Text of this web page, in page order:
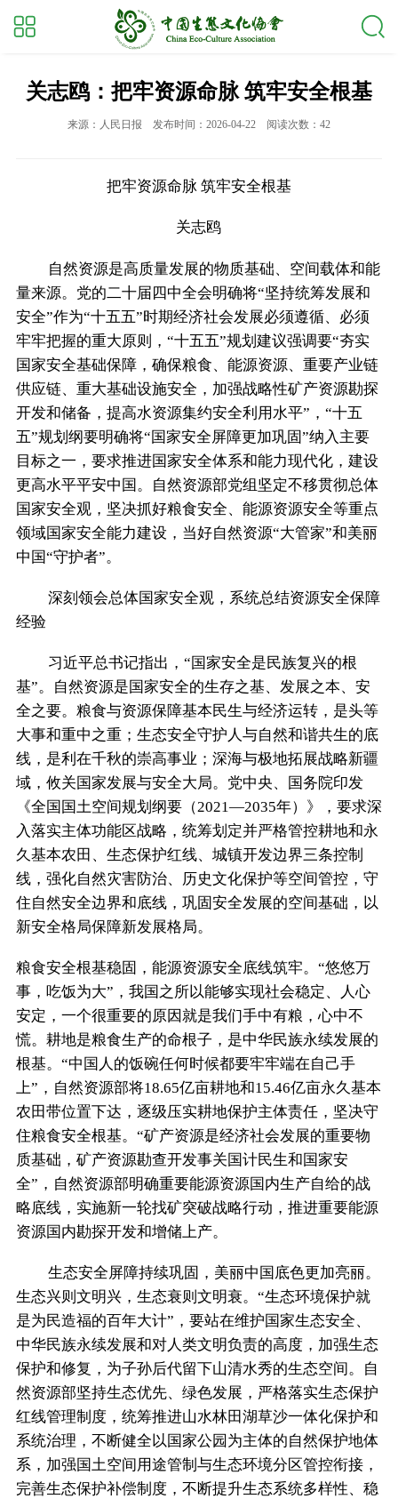
关志鸥：把牢资源命脉 筑牢安全根基
来源：人民日报 发布时间：2026-04-22 阅读次数：42
把牢资源命脉 筑牢安全根基
关志鸥
自然资源是高质量发展的物质基础、空间载体和能
量来源。党的二十届四中全会明确将“坚持统筹发展和
安全”作为“十五五”时期经济社会发展必须遵循、必须
牢牢把握的重大原则，“十五五”规划建议强调要“夯实
国家安全基础保障，确保粮食、能源资源、重要产业链
供应链、重大基础设施安全，加强战略性矿产资源勘探
开发和储备，提高水资源集约安全利用水平”，“十五
五”规划纲要明确将“国家安全屏障更加巩固”纳入主要
目标之一，要求推进国家安全体系和能力现代化，建设
更高水平平安中国。自然资源部党组坚定不移贯彻总体
国家安全观，坚决抓好粮食安全、能源资源安全等重点
领域国家安全能力建设，当好自然资源“大管家”和美丽
中国“守护者”。
深刻领会总体国家安全观，系统总结资源安全保障
经验
习近平总书记指出，“国家安全是民族复兴的根
基”。自然资源是国家安全的生存之基、发展之本、安
全之要。粮食与资源保障基本民生与经济运转，是头等
大事和重中之重；生态安全守护人与自然和谐共生的底
线，是利在千秋的崇高事业；深海与极地拓展战略新疆
域，攸关国家发展与安全大局。党中央、国务院印发
《全国国土空间规划纲要（2021—2035年）》，要求深
入落实主体功能区战略，统筹划定并严格管控耕地和永
久基本农田、生态保护红线、城镇开发边界三条控制
线，强化自然灾害防治、历史文化保护等空间管控，守
住自然安全边界和底线，巩固安全发展的空间基础，以
新安全格局保障新发展格局。
粮食安全根基稳固，能源资源安全底线筑牢。“悠悠万
事，吃饭为大”，我国之所以能够实现社会稳定、人心
安定，一个很重要的原因就是我们手中有粮，心中不
慌。耕地是粮食生产的命根子，是中华民族永续发展的
根基。“中国人的饭碗任何时候都要牢牢端在自己手
上”，自然资源部将18.65亿亩耕地和15.46亿亩永久基本
农田带位置下达，逐级压实耕地保护主体责任，坚决守
住粮食安全根基。“矿产资源是经济社会发展的重要物
质基础，矿产资源勘查开发事关国计民生和国家安
全”，自然资源部明确重要能源资源国内生产自给的战
略底线，实施新一轮找矿突破战略行动，推进重要能源
资源国内勘探开发和增储上产。
生态安全屏障持续巩固，美丽中国底色更加亮丽。
生态兴则文明兴，生态衰则文明衰。“生态环境保护就
是为民造福的百年大计”，要站在维护国家生态安全、
中华民族永续发展和对人类文明负责的高度，加强生态
保护和修复，为子孙后代留下山清水秀的生态空间。自
然资源部坚持生态优先、绿色发展，严格落实生态保护
红线管理制度，统筹推进山水林田湖草沙一体化保护和
系统治理，不断健全以国家公园为主体的自然保护地体
系，加强国土空间用途管制与生态环境分区管控衔接，
完善生态保护补偿制度，不断提升生态系统多样性、稳